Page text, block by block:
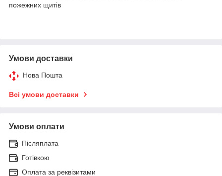
пожежних щитів
Умови доставки
Нова Пошта
Всі умови доставки
Умови оплати
Післяплата
Готівкою
Оплата за реквізитами